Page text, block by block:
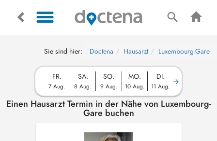
Sie sind hier: Doctena Hausarzt Luxembourg-Gare
FR.
7 Aug.
SA.
8 Aug.
SO.
9 Aug.
MO.
10 Aug.
DI.
11 Aug.
Einen Hausarzt Termin in der Nähe von Luxembourg-
Gare buchen